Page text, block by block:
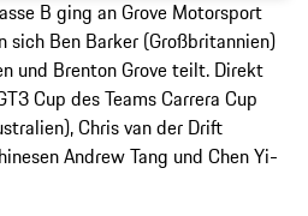
B ging an Grove Motorsport
sich Ben Barker (Großbritannien)
und Brenton Grove teilt. Direkt
Cup des Teams Carrera Cup
Chris van der Drift
Andrew Tang und Chen Yi-